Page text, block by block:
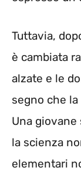
Tuttavia,
è cambiata
alzate e le
segno che
Una giovane
la scienza
elementari